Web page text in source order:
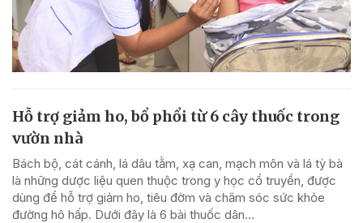
Hỗ trợ giảm ho, bổ phổi từ 6 cây thuốc trong
vườn nhà
Bách bộ, cát cánh, lá dâu tằm, xạ can, mạch môn và lá tỳ bà
là những dược liệu quen thuộc trong y học cổ truyền, được
dùng để hỗ trợ giảm ho, tiêu đờm và chăm sóc sức khỏe
đường hô hấp. Dưới đây là 6 bài thuốc dân...